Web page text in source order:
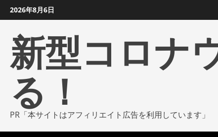
ン
2026年8月6日
新型コロナ
る！
PR「本サイトはアフィリエイト広告を利用しています」